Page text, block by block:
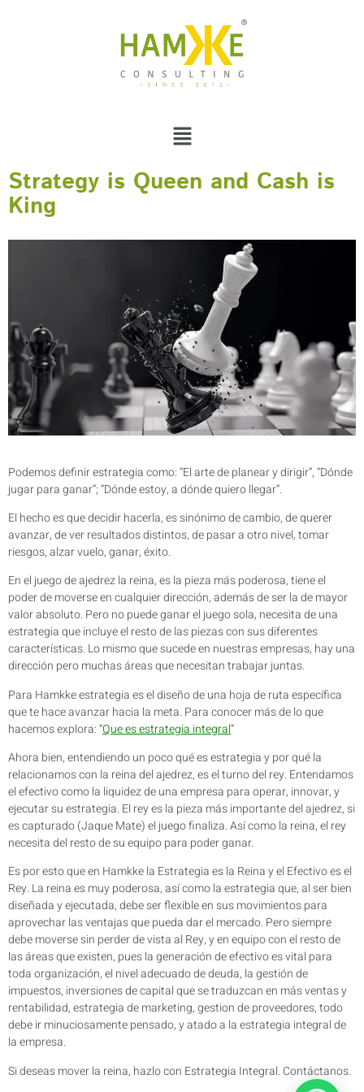
Strategy is Queen and Cash is
King
Podemos definir estrategia como: “El arte de planear y dirigir”, “Dónde
jugar para ganar”; “Dónde estoy, a dónde quiero llegar”.
El hecho es que decidir hacerla, es sinónimo de cambio, de querer
avanzar, de ver resultados distintos, de pasar a otro nivel, tomar
riesgos, alzar vuelo, ganar, éxito.
En el juego de ajedrez la reina, es la pieza más poderosa, tiene el
poder de moverse en cualquier dirección, además de ser la de mayor
valor absoluto. Pero no puede ganar el juego sola, necesita de una
estrategia que incluye el resto de las piezas con sus diferentes
características. Lo mismo que sucede en nuestras empresas, hay una
dirección pero muchas áreas que necesitan trabajar juntas.
Para Hamkke estrategia es el diseño de una hoja de ruta específica
que te hace avanzar hacia la meta. Para conocer más de lo que
hacemos explora: “Que es estrategia integral”
Ahora bien, entendiendo un poco qué es estrategia y por qué la
relacionamos con la reina del ajedrez, es el turno del rey. Entendamos
el efectivo como la liquidez de una empresa para operar, innovar, y
ejecutar su estrategia. El rey es la pieza más importante del ajedrez, si
es capturado (Jaque Mate) el juego finaliza. Así como la reina, el rey
necesita del resto de su equipo para poder ganar.
Es por esto que en Hamkke la Estrategia es la Reina y el Efectivo es el
Rey. La reina es muy poderosa, así como la estrategia que, al ser bien
diseñada y ejecutada, debe ser flexible en sus movimientos para
aprovechar las ventajas que pueda dar el mercado. Pero siempre
debe moverse sin perder de vista al Rey, y en equipo con el resto de
las áreas que existen, pues la generación de efectivo es vital para
toda organización, el nivel adecuado de deuda, la gestión de
impuestos, inversiones de capital que se traduzcan en más ventas y
rentabilidad, estrategia de marketing, gestion de proveedores, todo
debe ir minuciosamente pensado, y atado a la estrategia integral de
la empresa.
Si deseas mover la reina, hazlo con Estrategia Integral. Contáctanos.